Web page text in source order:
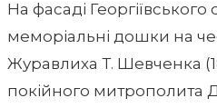
На фасаді
меморіальні дошки на
Журавлиха Т. Шевченка
покійного митрополита